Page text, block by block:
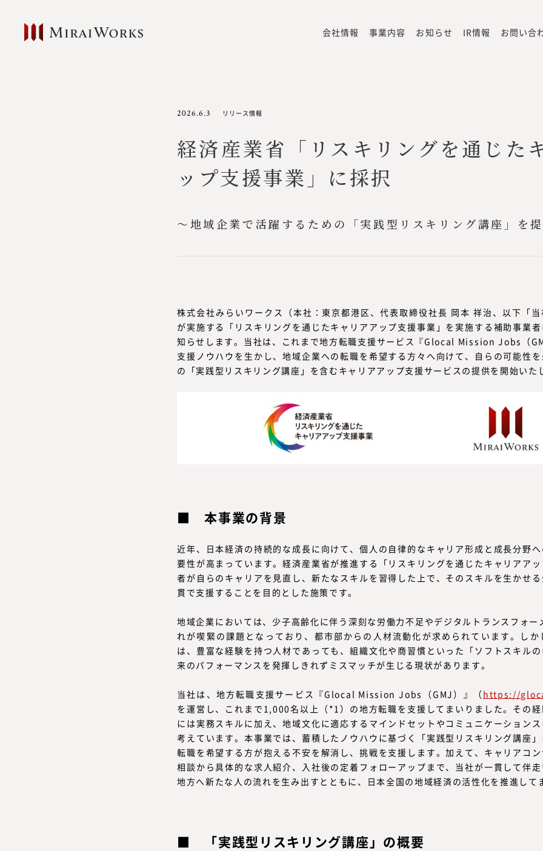
会社情報 事業内容 お知らせ IR情報 お問い合
2026.6.3 リリース情報
経済産業省「リスキリングを通じた
ップ支援事業」に採択
〜地域企業で活躍するための「実践型リスキリング講座」を
株式会社みらいワークス（本社：東京都港区、代表取締役社長 岡本 祥治、以下「
が実施する「リスキリングを通じたキャリアアップ支援事業」を実施する補助事業
知らせします。当社は、これまで地方転職支援サービス『Glocal Mission Jobs（
支援ノウハウを生かし、地域企業への転職を希望する方々へ向けて、自らの可能性
の「実践型リスキリング講座」を含むキャリアアップ支援サービスの提供を開始いた
本事業の背景
近年、日本経済の持続的な成長に向けて、個人の自律的なキャリア形成と成長分野
要性が高まっています。経済産業省が推進する「リスキリングを通じたキャリアア
者が自らのキャリアを見直し、新たなスキルを習得した上で、そのスキルを生かせ
貫で支援することを目的とした施策です。
地域企業においては、少子高齢化に伴う深刻な労働力不足やデジタルトランスフォー
れが喫緊の課題となっており、都市部からの人材流動化が求められています。しか
は、豊富な経験を持つ人材であっても、組織文化や商習慣といった「ソフトスキル
来のパフォーマンスを発揮しきれずミスマッチが生じる現状があります。
当社は、地方転職支援サービス『Glocal Mission Jobs（GMJ）』（https://
を運営し、これまで1,000名以上（*1）の地方転職を支援してまいりました。その
には実務スキルに加え、地域文化に適応するマインドセットやコミュニケーション
考えています。本事業では、蓄積したノウハウに基づく「実践型リスキリング講座
転職を希望する方が抱える不安を解消し、挑戦を支援します。加えて、キャリアコ
相談から具体的な求人紹介、入社後の定着フォローアップまで、当社が一貫して伴
地方へ新たな人の流れを生み出すとともに、日本全国の地域経済の活性化を推進して
「実践型リスキリング講座」の概要